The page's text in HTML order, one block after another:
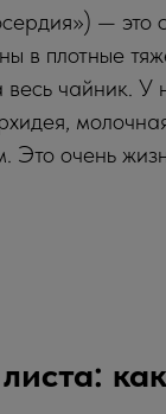
— это
в плотные
чайник. У
Это очень